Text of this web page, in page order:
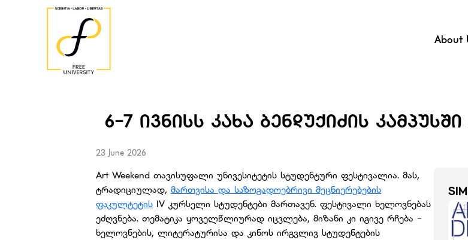
About
6-7 ᲘᲕᲜᲘᲡᲡ ᲙᲐᲮᲐ ᲑᲔᲜᲓᲣᲥᲘᲫᲘᲡ ᲙᲐᲛᲞᲣᲡᲨᲘ
23 June 2026
Art Weekend თავისუფალი უნივესიტეტის სტუდენტური ფესტივალია. მას,
ტრადიციულად, მართვისა და საზოგადოებრივი მეცნიერებების
ფაკულტეტის IV კურსელი სტუდენტები მართავენ. ფესტივალი ხელოვნებას
ეძღვნება. თემატიკა ყოველწლიურად იცვლება, მიზანი კი იგივე რჩება -
ხელოვნების, ლიტერატურისა და კინოს ირგვლივ სტუდენტების